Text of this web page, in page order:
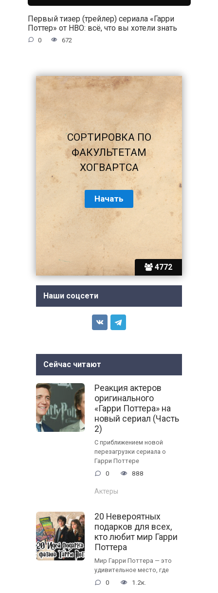
Первый тизер (трейлер) сериала «Гарри
Поттер» от HBO: всё, что вы хотели знать
0 672
4772
СОРТИРОВКА ПО
ФАКУЛЬТЕТАМ
ХОГВАРТСА
Наши соцсети
Сейчас читают
Реакция актеров
оригинального
«Гарри Поттера» на
новый сериал (Часть
2)
С приближением новой
перезагрузки сериала о
Гарри Поттере
0 888
Актеры
20 Невероятных
подарков для всех,
кто любит мир Гарри
Поттера
Мир Гарри Поттера — это
удивительное место, где
0 1.2к.